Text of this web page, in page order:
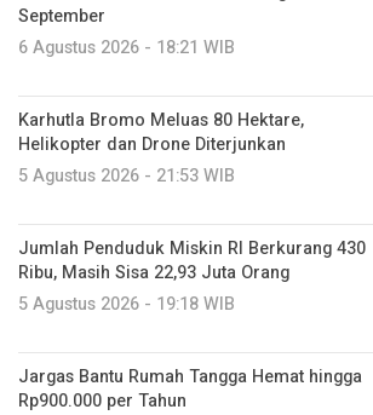
September
6 Agustus 2026 - 18:21 WIB
Karhutla Bromo Meluas 80 Hektare,
Helikopter dan Drone Diterjunkan
5 Agustus 2026 - 21:53 WIB
Jumlah Penduduk Miskin RI Berkurang 430
Ribu, Masih Sisa 22,93 Juta Orang
5 Agustus 2026 - 19:18 WIB
Jargas Bantu Rumah Tangga Hemat hingga
Rp900.000 per Tahun